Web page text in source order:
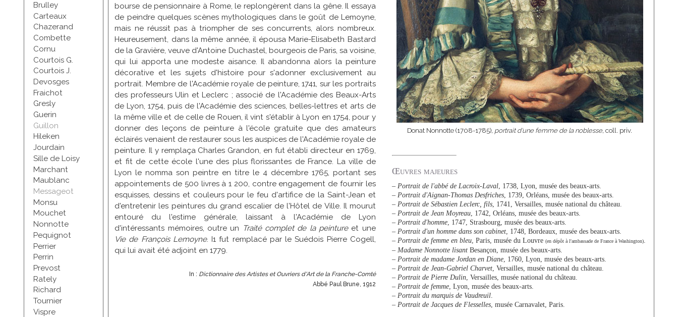
Brulley
Carteaux
Chazerand
Combette
Cornu
Courtois G.
Courtois J.
Devosges
Fraichot
Gresly
Guerin
Guillon
Hileken
Jourdain
Sille de Loisy
Marchant
Maublanc
Messageot
Monsu
Mouchet
Nonnotte
Pequignot
Perrier
Perrin
Prevost
Rately
Richard
Tournier
Vispre
bourse de pensionnaire à Rome, le replongèrent dans la gêne. Il essaya
de peindre quelques scènes mythologiques dans le goût de Lemoyne,
mais ne réussit pas à triompher de ses concurrents, alors nombreux.
Heureusement, dans la même année, il épousa Marie-Elisabeth Bastard
de la Gravière, veuve d'Antoine Duchastel, bourgeois de Paris, sa voisine,
qui lui apporta une modeste aisance. Il abandonna alors la peinture
décorative et les sujets d'histoire pour s'adonner exclusivement au
portrait. Membre de l'Académie royale de peinture, 1741, sur les portraits
des professeurs Ulin et Leclerc ; associé de l'Académie des Beaux-Arts
de Lyon, 1754, puis de l'Académie des sciences, belles-lettres et arts de
la même ville et de celle de Rouen, il vint s'établir à Lyon en 1754, pour y
donner des leçons de peinture à l'école gratuite que des amateurs
éclairés venaient de restaurer sous les auspices de l'Académie royale de
peinture. Il y remplaça Charles Grandon, en fut établi directeur en 1769,
et fit de cette école l'une des plus florissantes de France. La ville de
Lyon le nomma son peintre en titre le 4 décembre 1765, portant ses
appointements de 500 livres à 1 200, contre engagement de fournir les
esquisses, dessins et couleurs pour le feu d'artifice de la Saint-Jean et
d'entretenir les peintures du grand escalier de l'Hôtel de Ville. Il mourut
entouré du l'estime générale, laissant à l'Académie de Lyon
d'intéressants mémoires, outre un
Traité complet de la peintureet une
Vie de François Lemoyne. I1 fut remplacé par le Suédois Pierre Cogell,
qui lui avait été adjoint en 1779.
In : Dictionnaire des Artistes et Ouvriers d'Art de la Franche-Comté
Abbé Paul Brune, 1912
Donat Nonnotte (1708-1785), portrait d'une femme de la noblesse, coll. priv.
Œuvres majeures
– Portrait de l'abbé de Lacroix-Laval, 1738, Lyon, musée des beaux-arts.
– Portrait d'Aignan-Thomas Desfriches, 1739, Orléans, musée des beaux-arts.
– Portrait de Sébastien Leclerc, fils, 1741, Versailles, musée national du château.
– Portrait de Jean Moyreau, 1742, Orléans, musée des beaux-arts.
– Portrait d'homme, 1747, Strasbourg, musée des beaux-arts.
– Portrait d'un homme dans son cabinet, 1748, Bordeaux, musée des beaux-arts.
– Portrait de femme en bleu, Paris, musée du Louvre (en dépôt à l'ambassade de France à Washington).
– Madame Nonnotte lisantBesançon, musée des beaux-arts.
– Portrait de madame Jordan en Diane, 1760, Lyon, musée des beaux-arts.
– Portrait de Jean-Gabriel Charvet, Versailles, musée national du château.
– Portrait de Pierre Dulin, Versailles, musée national du château.
– Portrait de femme, Lyon, musée des beaux-arts.
– Portrait du marquis de Vaudreuil.
– Portrait de Jacques de Flesselles, musée Carnavalet, Paris.